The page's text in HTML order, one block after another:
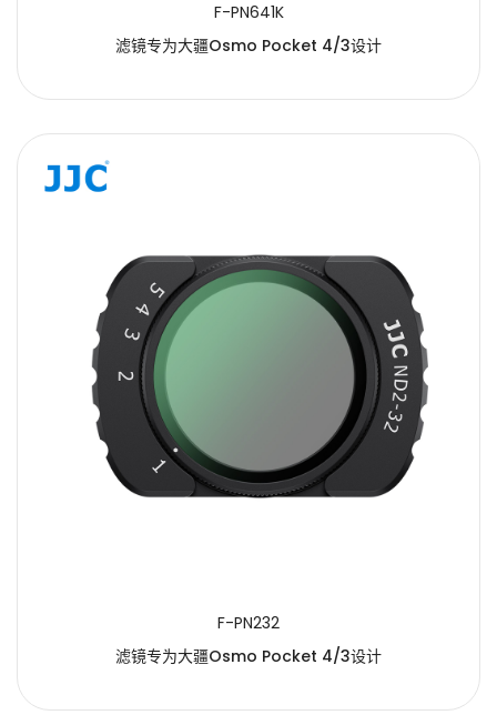
F-PN641K
滤镜专为大疆Osmo Pocket 4/3设计
F-PN232
滤镜专为大疆Osmo Pocket 4/3设计